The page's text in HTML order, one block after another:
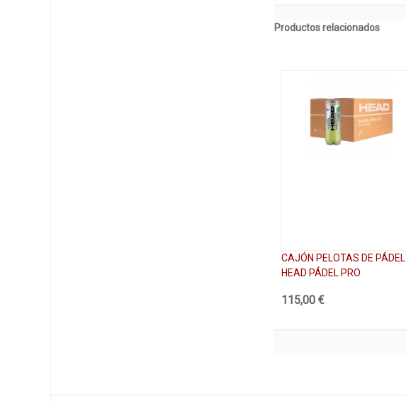
Productos relacionados
CAJÓN PELOTAS DE PÁDEL
HEAD PÁDEL PRO
115,00 €